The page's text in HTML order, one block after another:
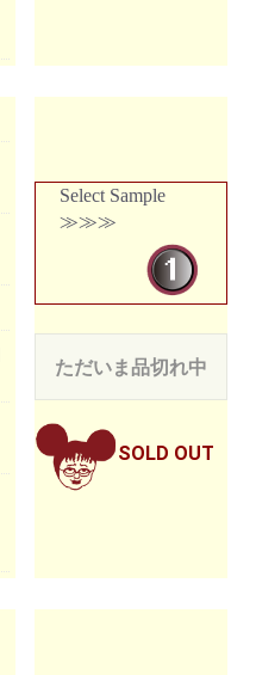
Select Sample
≫≫≫
ただいま品切れ中
SOLD OUT